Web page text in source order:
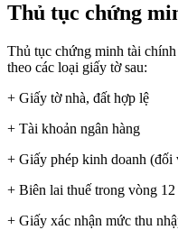
Thủ tục chứng
Thủ tục chứng minh tài
theo các loại giấy tờ sau:
+ Giấy tờ nhà, đất hợp lệ
+ Tài khoản ngân hàng
+ Giấy phép kinh doanh (đối
+ Biên lai thuế trong vòng 12
+ Giấy xác nhận mức thu